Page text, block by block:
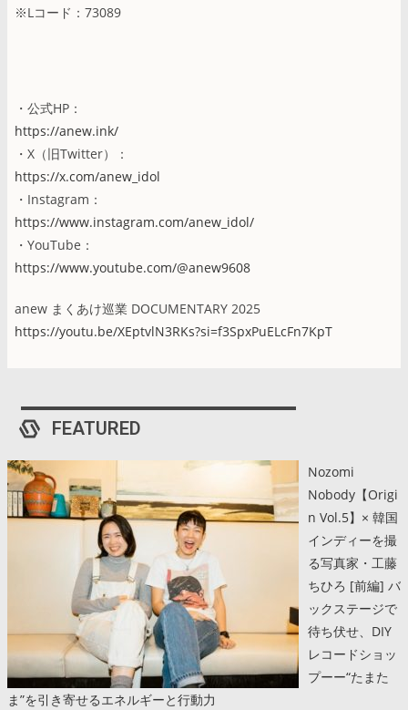
※Lコード：73089
・公式HP：
https://anew.ink/
・X（旧Twitter）：
https://x.com/anew_idol
・Instagram：
https://www.instagram.com/anew_idol/
・YouTube：
https://www.youtube.com/@anew9608
anew まくあけ巡業 DOCUMENTARY 2025
https://youtu.be/XEptvlN3RKs?si=f3SpxPuELcFn7KpT
FEATURED
Nozomi
Nobody【Origi
n Vol.5】× 韓国
インディーを撮
る写真家・工藤
ちひろ [前編] バ
ックステージで
待ち伏せ、DIY
レコードショッ
プーー“たまた
ま”を引き寄せるエネルギーと行動力